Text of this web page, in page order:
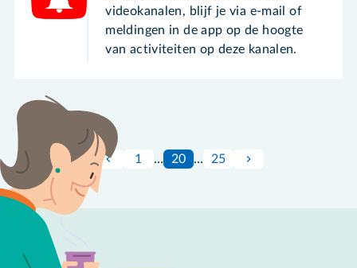
videokanalen, blijf je via e-mail of
meldingen in de app op de hoogte
van activiteiten op deze kanalen.
1 … 20 … 25